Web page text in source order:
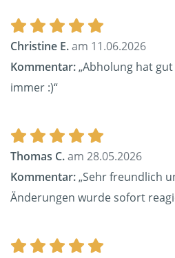
Christine E.am 11.06.2026
Kommentar:„Abholung hat
immer :)“
Thomas C.am 28.05.2026
Kommentar:„Sehr freundlich
Änderungen wurde sofort